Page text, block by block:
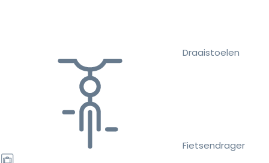
Draaistoelen
Fietsendrager